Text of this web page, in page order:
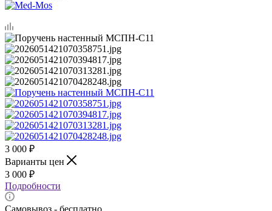
3 000 ₽
Варианты цен
3 000 ₽
Подробности
Самовывоз - бесплатно